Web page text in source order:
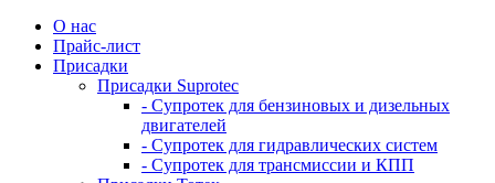
О нас
Прайс-лист
Присадки
Присадки Suprotec
- Супротек для бензиновых и дизельных
двигателей
- Супротек для гидравлических систем
- Супротек для трансмиссии и КПП